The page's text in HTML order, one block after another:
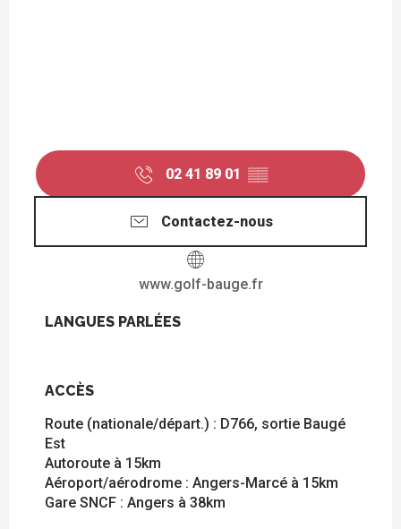
02 41 89 01 ▒▒
Contactez-nous
www.golf-bauge.fr
LANGUES PARLÉES
LANGUES PARLÉES
ACCÈS
ACCÈS
Route (nationale/départ.) : D766, sortie Baugé
Est
Autoroute à 15km
Aéroport/aérodrome : Angers-Marcé à 15km
Gare SNCF : Angers à 38km